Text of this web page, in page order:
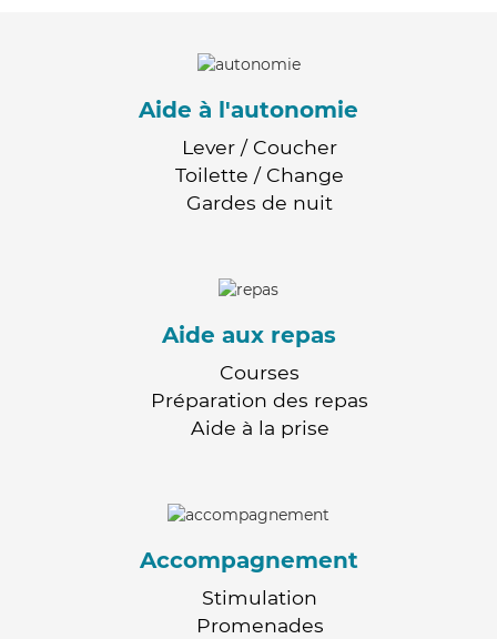
Aide à l'autonomie
Lever / Coucher
Toilette / Change
Gardes de nuit
Aide aux repas
Courses
Préparation des repas
Aide à la prise
Accompagnement
Stimulation
Promenades